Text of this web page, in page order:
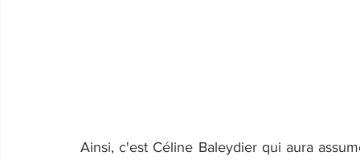
Ainsi, c'est Céline Baleydier qui aura